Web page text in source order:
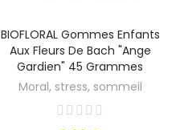
BIOFLORAL Gommes Enfants
Aux Fleurs De Bach "Ange
Gardien" 45 Grammes
Moral, stress, sommeil